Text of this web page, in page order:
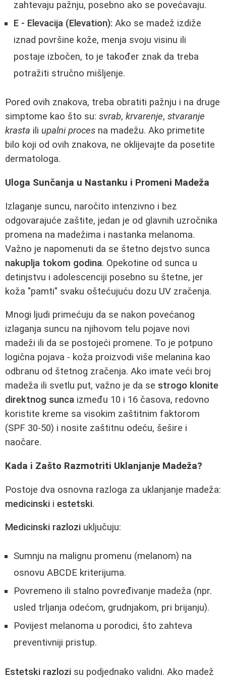
zahtevaju pažnju, posebno ako se povećavaju.
E - Elevacija (Elevation): Ako se madež izdiže
iznad površine kože, menja svoju visinu ili
postaje izbočen, to je također znak da treba
potražiti stručno mišljenje.
Pored ovih znakova, treba obratiti pažnju i na druge
simptome kao što su: svrab, krvarenje, stvaranje
krasta ili upalni proces na madežu. Ako primetite
bilo koji od ovih znakova, ne oklijevajte da posetite
dermatologa.
Uloga Sunčanja u Nastanku i Promeni Madeža
Izlaganje suncu, naročito intenzivno i bez
odgovarajuće zaštite, jedan je od glavnih uzročnika
promena na madežima i nastanka melanoma.
Važno je napomenuti da se štetno dejstvo sunca
nakuplja tokom godina. Opekotine od sunca u
detinjstvu i adolescenciji posebno su štetne, jer
koža "pamti" svaku oštećujuću dozu UV zračenja.
Mnogi ljudi primećuju da se nakon povećanog
izlaganja suncu na njihovom telu pojave novi
madeži ili da se postojeći promene. To je potpuno
logična pojava - koža proizvodi više melanina kao
odbranu od štetnog zračenja. Ako imate veći broj
madeža ili svetlu put, važno je da se strogo klonite
direktnog sunca između 10 i 16 časova, redovno
koristite kreme sa visokim zaštitnim faktorom
(SPF 30-50) i nosite zaštitnu odeću, šešire i
naočare.
Kada i Zašto Razmotriti Uklanjanje Madeža?
Postoje dva osnovna razloga za uklanjanje madeža:
medicinski i estetski.
Medicinski razlozi uključuju:
Sumnju na malignu promenu (melanom) na
osnovu ABCDE kriterijuma.
Povremeno ili stalno povređivanje madeža (npr.
usled trljanja odećom, grudnjakom, pri brijanju).
Povijest melanoma u porodici, što zahteva
preventivniji pristup.
Estetski razlozi su podjednako validni. Ako madež